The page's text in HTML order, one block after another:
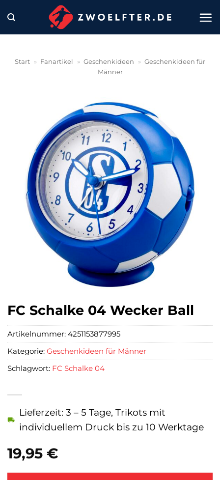
Inhalt
springen
Start » Fanartikel » Geschenkideen » Geschenkideen für
Männer
FC Schalke 04 Wecker Ball
19,95 €
Lieferzeit: 3 – 5 Tage, Trikots mit
individuellem Druck bis zu 10 Werktage
Artikelnummer: 4251153877995
Kategorie: Geschenkideen für Männer
Schlagwort: FC Schalke 04